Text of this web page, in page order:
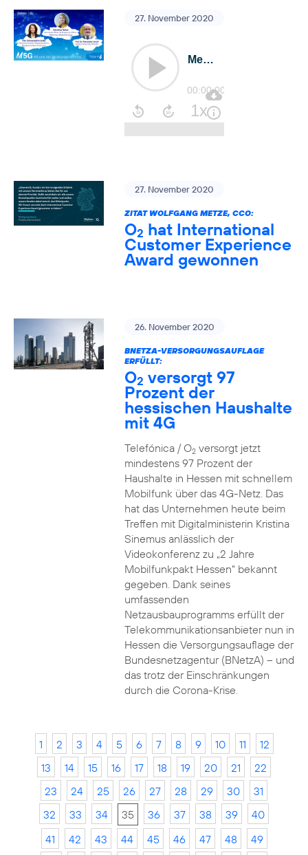
27. November 2020
27. November 2020
ZITAT WOLFGANG METZE, CCO:
O2 hat International
Customer Experience
Award gewonnen
26. November 2020
BNETZA-VERSORGUNGSAUFLAGE
ERFÜLLT:
O2 versorgt 97
Prozent der
hessischen Haushalte
mit 4G
Telefónica / O2versorgt jetzt
mindestens 97 Prozent der
Haushalte in Hessen mit schnellem
Mobilfunk über das 4G-Netz. Das
hat das Unternehmen heute beim
Treffen mit Digitalministerin Kristina
Sinemus anlässlich der
Videokonferenz zu „2 Jahre
Mobilfunkpakt Hessen“ bekannt
gegeben. Dank seines
umfassenden
Netzausbauprogramms erfüllt der
Telekommunikationsanbieter nun in
Hessen die Versorgungsauflage der
Bundesnetzagentur (BNetzA) – und
das trotz der Einschränkungen
durch die Corona-Krise.
1 2 3 4 5 6 7 8 9 10 11
12
13
14 15 16 17 18 19 20 21
22
23
24 25 26 27 28 29 30
31
32
33 34 35 36 37 38 39
40
41
42 43 44 45 46 47 48
49